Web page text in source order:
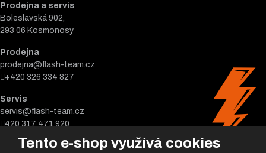
Tento e-shop využívá cookies
Prodejna a servis
Boleslavská 902,
293 06 Kosmonosy
Prodejna
prodejna@flash-team.cz
+420 326 334 827
Servis
servis@flash-team.cz
420 317 471 920